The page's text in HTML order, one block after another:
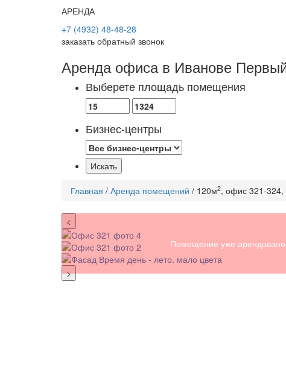
АРЕНДА
+7 (4932) 48-48-28
заказать обратный звонок
Аренда офиса в Иванове
Выберете площадь помещения
Бизнес-центры
Главная / Аренда помещений / 120м2, офис 321-
Помещение уже
<
>